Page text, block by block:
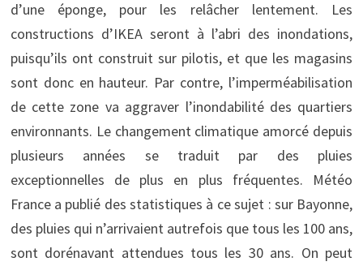
d’une éponge, pour les relâcher lentement. Les
constructions d’IKEA seront à l’abri des inondations,
puisqu’ils ont construit sur pilotis, et que les magasins
sont donc en hauteur. Par contre, l’imperméabilisation
de cette zone va aggraver l’inondabilité des quartiers
environnants. Le changement climatique amorcé depuis
plusieurs années se traduit par des pluies
exceptionnelles de plus en plus fréquentes. Météo
France a publié des statistiques à ce sujet : sur Bayonne,
des pluies qui n’arrivaient autrefois que tous les 100 ans,
sont dorénavant attendues tous les 30 ans. On peut